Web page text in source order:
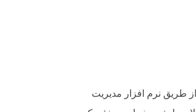
طریق نرم افزار مدیریت